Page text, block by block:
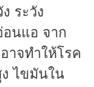
ระวัง
อนแอ จาก
าจทำให้โรค
ไขมันใน